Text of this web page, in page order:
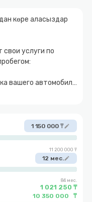
көре аласыздар
свои услуги по
вашего автомобиля
с
стороны
1 150 000 ₸edit
11 200 000 ₸
12 мес.edit
84 мес.
1 021 250 ₸
10 350 000 ₸